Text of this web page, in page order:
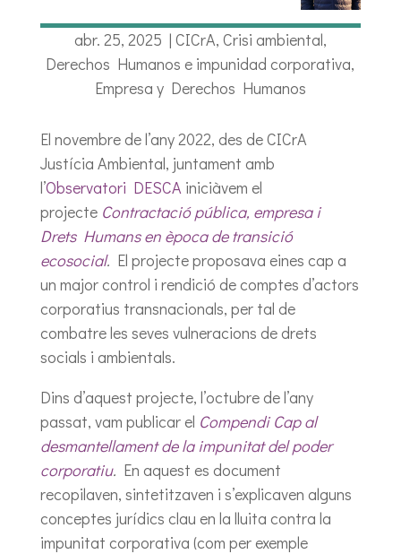
abr. 25, 2025 | CICrA, Crisi ambiental,
Derechos Humanos e impunidad corporativa,
Empresa y Derechos Humanos
El novembre de l’any 2022, des de CICrA
Justícia Ambiental, juntament amb
l’Observatori DESCAiniciàvem el
projecte Contractació pública, empresa i
Drets Humans en època de transició
ecosocial. El projecte proposava eines cap a
un major control i rendició de comptes d’actors
corporatius transnacionals, per tal de
combatre les seves vulneracions de drets
socials i ambientals.
Dins d’aquest projecte, l’octubre de l’any
passat, vam publicar el Compendi Cap al
desmantellament de la impunitat del poder
corporatiu. En aquest es document
recopilaven, sintetitzaven i s’explicaven alguns
conceptes jurídics clau en la lluita contra la
impunitat corporativa (com per exemple